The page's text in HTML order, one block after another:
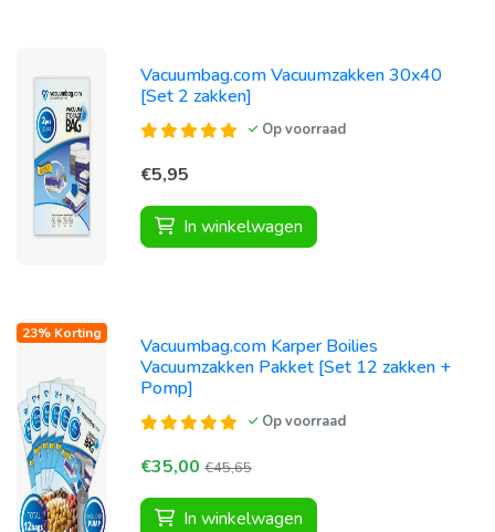
Vacuumbag.com Vacuumzakken 30x40
[Set 2 zakken]
Op voorraad
€5,95
In winkelwagen
23% Korting
Vacuumbag.com Karper Boilies
Vacuumzakken Pakket [Set 12 zakken +
Pomp]
Op voorraad
€35,00 €45,65
In winkelwagen